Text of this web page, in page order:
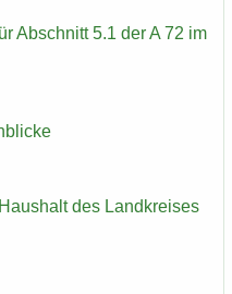
Ab­schnitt 5.1 der A 72 im
des Land­krei­ses